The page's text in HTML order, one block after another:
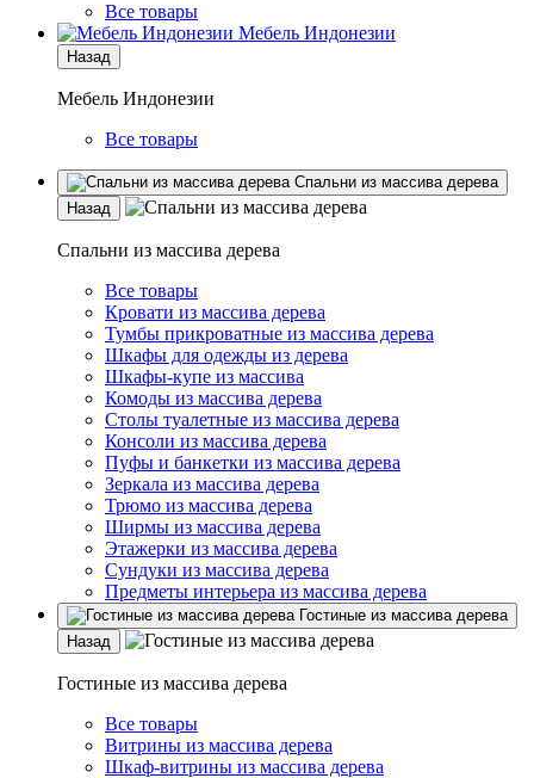
Все товары
Мебель Индонезии
Назад
Мебель Индонезии
Все товары
Спальни из массива дерева
Назад
Спальни из массива дерева
Все товары
Кровати из массива дерева
Тумбы прикроватные из массива дерева
Шкафы для одежды из дерева
Шкафы-купе из массива
Комоды из массива дерева
Столы туалетные из массива дерева
Консоли из массива дерева
Пуфы и банкетки из массива дерева
Зеркала из массива дерева
Трюмо из массива дерева
Ширмы из массива дерева
Этажерки из массива дерева
Сундуки из массива дерева
Предметы интерьера из массива дерева
Гостиные из массива дерева
Назад
Гостиные из массива дерева
Все товары
Витрины из массива дерева
Шкаф-витрины из массива дерева